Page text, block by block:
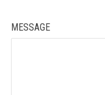
MESSAGE